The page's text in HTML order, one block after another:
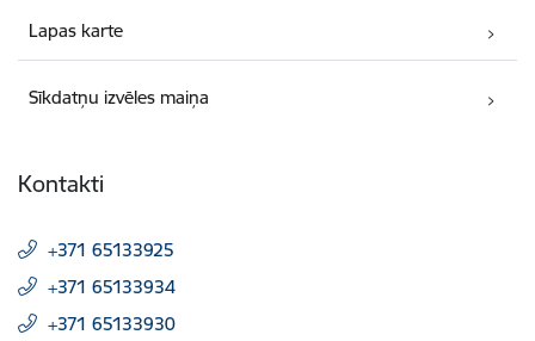
Lapas karte
Sīkdatņu izvēles maiņa
Kontakti
+371 65133925
+371 65133934
+371 65133930